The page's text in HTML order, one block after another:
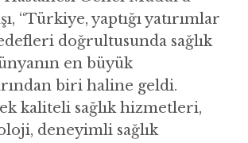
“Türkiye, yaptığı yatırımlar
doğrultusunda sağlık
en büyük
biri haline geldi.
kaliteli sağlık hizmetleri,
deneyimli sağlık